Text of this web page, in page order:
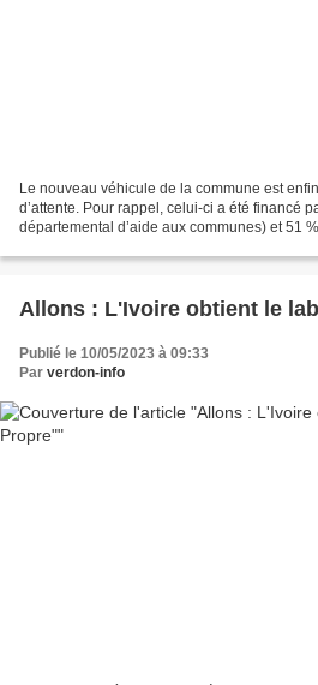
Le nouveau véhicule de la commune est
d’attente. Pour rappel, celui-ci a été financé
départemental d’aide aux communes) et 51
Allons : L'Ivoire obtient
Publié le 10/05/2023 à 09:33
Par verdon-info